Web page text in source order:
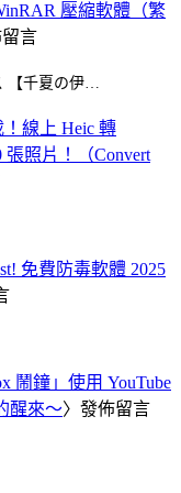
壓縮軟體（繁
言
【千夏の伊…
！線上 Heic 轉
張照片！（Convert
免費防毒軟體 2025
鬧鐘」使用 YouTube
醒來～〉發佈留言